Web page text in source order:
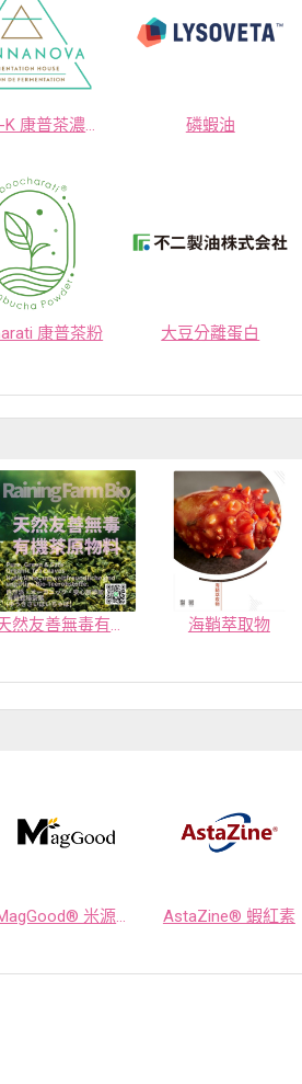
Manna-K 康普茶濃縮液 磷蝦油
康普茶粉 大豆分離蛋白
天然友善無毒有機茶原物料 海鞘萃取物
MagGood® 米源鎂® 米糠濃縮物 AstaZine® 蝦紅素